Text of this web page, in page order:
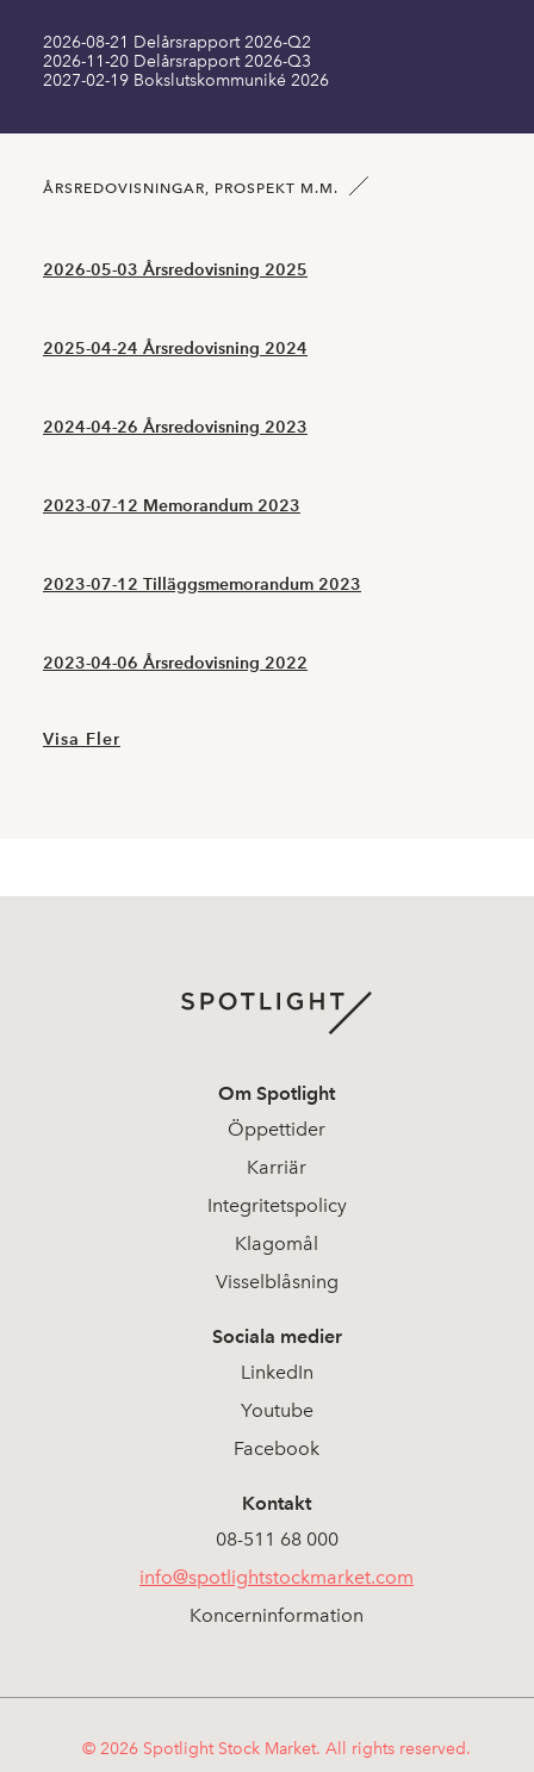
Långfristiga skulder inklusive MSEK 0,00
2026-08-21 Delårsrapport 2026-Q2
2026-11-20 Delårsrapport 2026-Q3
2027-02-19 Bokslutskommuniké 2026
ÅRSREDOVISNINGAR, PROSPEKT M.M.
2026-05-03 Årsredovisning 2025
2025-04-24 Årsredovisning 2024
2024-04-26 Årsredovisning 2023
2023-07-12 Memorandum 2023
2023-07-12 Tilläggsmemorandum 2023
2023-04-06 Årsredovisning 2022
Visa Fler
Om Spotlight
Öppettider
Karriär
Integritetspolicy
Klagomål
Visselblåsning
Sociala medier
LinkedIn
Youtube
Facebook
Kontakt
08-511 68 000
info@spotlightstockmarket.com
Koncerninformation
© 2026 Spotlight Stock Market. All rights reserved.